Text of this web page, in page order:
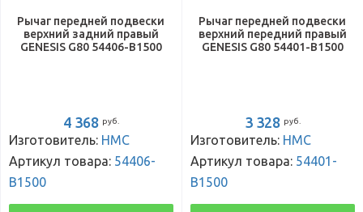
Рычаг передней подвески
верхний задний правый
GENESIS G80 54406-B1500
4 368 руб.
Изготовитель: HMC
Артикул товара: 54406-
B1500
Рычаг передней подвески
верхний передний правый
GENESIS G80 54401-B1500
3 328 руб.
Изготовитель: HMC
Артикул товара: 54401-
B1500